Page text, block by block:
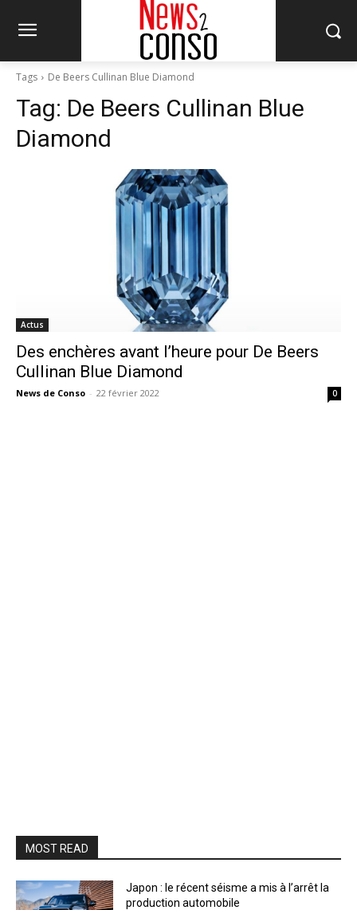
Tags De Beers Cullinan Blue Diamond
Tag: De Beers Cullinan Blue
Diamond
Actus
Des enchères avant l’heure pour De Beers
Cullinan Blue Diamond
News de Conso - 22 février 2022 0
MOST READ
Japon : le récent séisme a mis à l’arrêt la
production automobile